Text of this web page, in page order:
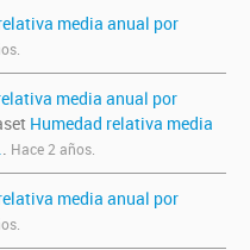
media anual por
media anual por
Humedad relativa media
. Hace 2 años.
media anual por